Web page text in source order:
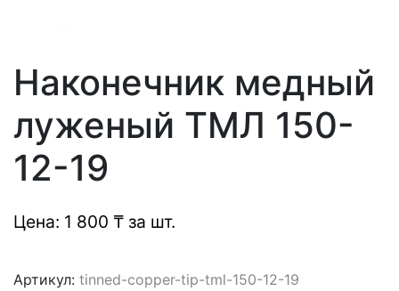
Наконечник медный
луженый ТМЛ 150-
12-19
Цена: 1 800 ₸ за шт.
Артикул: tinned-copper-tip-tml-150-12-19